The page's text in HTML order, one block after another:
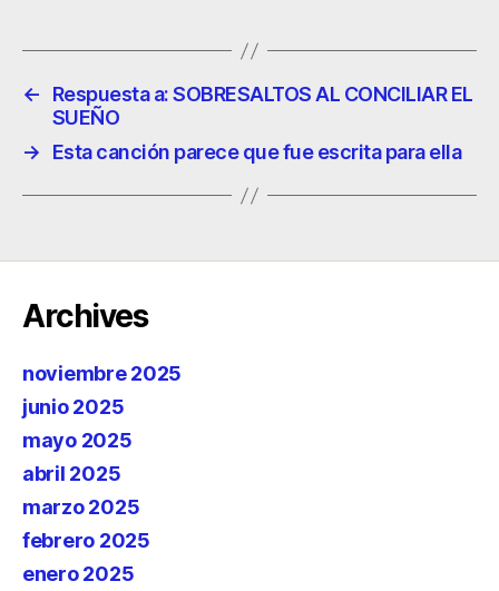
←
Respuesta a: SOBRESALTOS AL CONCILIAR EL
SUEÑO
→
Esta canción parece que fue escrita para ella
Archives
noviembre 2025
junio 2025
mayo 2025
abril 2025
marzo 2025
febrero 2025
enero 2025